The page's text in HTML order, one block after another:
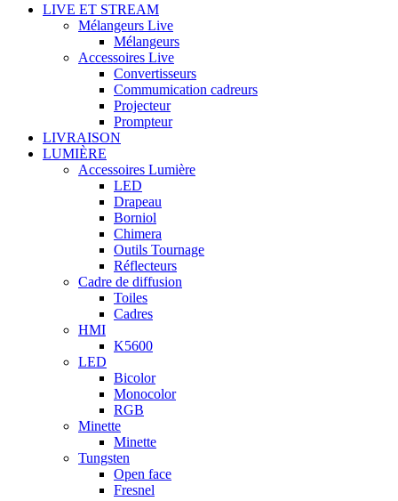
LIVE ET STREAM
Mélangeurs Live
Mélangeurs
Accessoires Live
Convertisseurs
Commumication cadreurs
Projecteur
Prompteur
LIVRAISON
LUMIÈRE
Accessoires Lumière
LED
Drapeau
Borniol
Chimera
Outils Tournage
Réflecteurs
Cadre de diffusion
Toiles
Cadres
HMI
K5600
LED
Bicolor
Monocolor
RGB
Minette
Minette
Tungsten
Open face
Fresnel